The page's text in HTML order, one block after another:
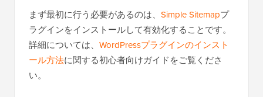
まず最初に行う必要があるのは、 Simple Sitemapプ
ラグインをインストールして有効化することです。
詳細については、 WordPressプラグインのインスト
ール方法に関する初心者向けガイドをご覧くださ
い。